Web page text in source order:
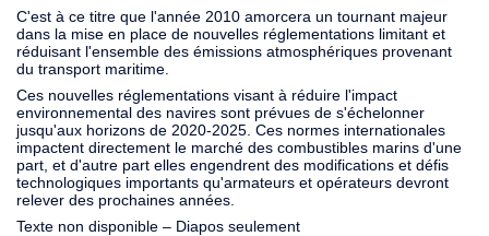
C'est à ce titre que l'année 2010 amorcera un tournant majeur
dans la mise en place de nouvelles réglementations limitant et
réduisant l'ensemble des émissions atmosphériques provenant
du transport maritime.
Ces nouvelles réglementations visant à réduire l'impact
environnemental des navires sont prévues de s'échelonner
jusqu'aux horizons de 2020-2025. Ces normes internationales
impactent directement le marché des combustibles marins d'une
part, et d'autre part elles engendrent des modifications et défis
technologiques importants qu'armateurs et opérateurs devront
relever des prochaines années.
Texte non disponible – Diapos seulement